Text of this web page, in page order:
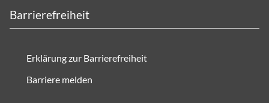
Barrierefreiheit
Erklärung zur Barrierefreiheit
Barriere melden